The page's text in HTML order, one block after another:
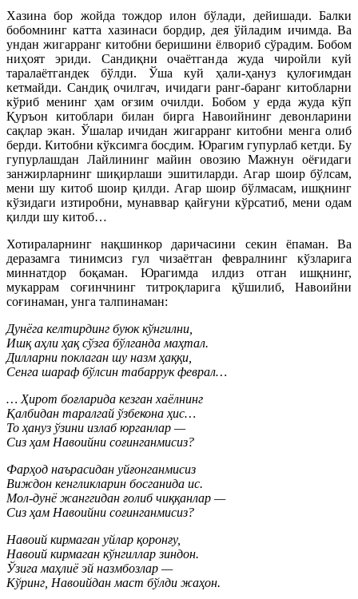
Хазина бор жойда тождор илон бўлади, дейишади. Балки
бобомнинг катта хазинаси бордир, дея ўйладим ичимда. Ва
ундан жигарранг китобни беришини ёлвориб сўрадим. Бобом
ниҳоят эриди. Сандиқни очаётганда жуда чиройли куй
таралаётгандек бўлди. Ўша куй ҳали-ҳануз қулоғимдан
кетмайди. Сандиқ очилгач, ичидаги ранг-баранг китобларни
кўриб менинг ҳам оғзим очилди. Бобом у ерда жуда кўп
Қуръон китоблари билан бирга Навоийнинг девонларини
сақлар экан. Ўшалар ичидан жигарранг китобни менга олиб
берди. Китобни кўксимга босдим. Юрагим гупурлаб кетди. Бу
гупурлашдан Лайлининг майин овозию Мажнун оёғидаги
занжирларнинг шиқирлаши эшитиларди. Агар шоир бўлсам,
мени шу китоб шоир қилди. Агар шоир бўлмасам, ишқнинг
кўзидаги изтиробни, мунаввар қайғуни кўрсатиб, мени одам
қилди шу китоб…
Хотираларнинг нақшинкор даричасини секин ёпаман. Ва
деразамга тинимсиз гул чизаётган февралнинг кўзларига
миннатдор боқаман. Юрагимда илдиз отган ишқнинг,
мукаррам соғинчнинг титроқларига қўшилиб, Навоийни
соғинаман, унга талпинаман:
Дунёга келтирдинг буюк кўнгилни,
Ишқ аҳли ҳақ сўзга бўлганда маҳтал.
Дилларни поклаган шу назм ҳаққи,
Сенга шараф бўлсин табаррук феврал…
… Ҳирот боғларида кезган хаёлнинг
Қалбидан таралгай ўзбекона ҳис…
То ҳануз ўзини излаб юрганлар —
Сиз ҳам Навоийни соғинганмисиз?
Фарҳод наърасидан уйғонганмисиз
Виждон кенгликларин босганида ис.
Мол-дунё жанггидан ғолиб чиққанлар —
Сиз ҳам Навоийни соғинганмисиз?
Навоий кирмаган уйлар қоронғу,
Навоий кирмаган кўнгиллар зиндон.
Ўзига маҳлиё эй назмбозлар —
Кўринг, Навоийдан маст бўлди жаҳон.